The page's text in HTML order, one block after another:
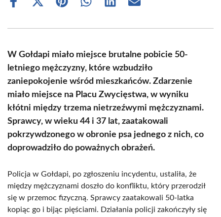
Share
Share
(Twitter)
Share Share Share Share
W Gołdapi miało miejsce brutalne pobicie 50-
letniego mężczyzny, które wzbudziło
zaniepokojenie wśród mieszkańców. Zdarzenie
miało miejsce na Placu Zwycięstwa, w wyniku
kłótni między trzema nietrzeźwymi mężczyznami.
Sprawcy, w wieku 44 i 37 lat, zaatakowali
pokrzywdzonego w obronie psa jednego z nich, co
doprowadziło do poważnych obrażeń.
Policja w Gołdapi, po zgłoszeniu incydentu, ustaliła, że
między mężczyznami doszło do konfliktu, który przerodził
się w przemoc fizyczną. Sprawcy zaatakowali 50-latka
kopiąc go i bijąc pięściami. Działania policji zakończyły się